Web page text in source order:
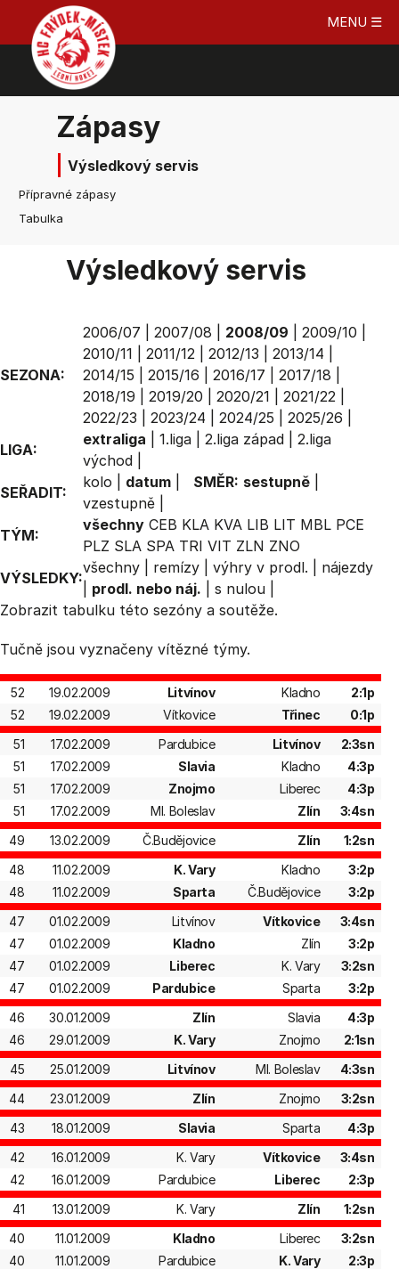
MENU ☰
Zápasy
Výsledkový servis
Přípravné zápasy
Tabulka
Výsledkový servis
SEZONA:
2006/07 2007/08 2008/09 2009/10
2010/11
2011/12 2012/13 2013/14
2014/15
2015/16 2016/17 2017/18
2018/19
2019/20 2020/21 2021/22
2022/23
2023/24 2024/25 2025/26
LIGA:
extraliga 1.liga 2.liga západ
2.liga
východ
SEŘADIT:
kolo datum SMĚR: sestupně
vzestupně
TÝM:
všechny CEB KLA KVA LIB LIT MBL PCE
PLZ SLA SPA TRI VIT ZLN ZNO
VÝSLEDKY:
všechny remízy výhry v prodl.
nájezdy
prodl. nebo náj. s nulou
Zobrazit tabulku této sezóny a soutěže.
Tučně jsou vyznačeny vítězné týmy.
52 19.02.2009 Litvínov Kladno
2:1p
52
19.02.2009 Vítkovice Třinec
0:1p
51
17.02.2009 Pardubice Litvínov
2:3sn
51
17.02.2009 Slavia Kladno
4:3p
51
17.02.2009 Znojmo Liberec
4:3p
51
17.02.2009 Ml. Boleslav Zlín
3:4sn
49
13.02.2009 Č.Budějovice Zlín
1:2sn
48
11.02.2009 K. Vary Kladno
3:2p
48
11.02.2009 Sparta Č.Budějovice
3:2p
47
01.02.2009 Litvínov Vítkovice
3:4sn
47
01.02.2009 Kladno Zlín
3:2p
47
01.02.2009 Liberec K. Vary
3:2sn
47
01.02.2009 Pardubice Sparta
3:2p
46
30.01.2009 Zlín Slavia
4:3p
46
29.01.2009 K. Vary Znojmo
2:1sn
45
25.01.2009 Litvínov Ml. Boleslav
4:3sn
44
23.01.2009 Zlín Znojmo
3:2sn
43
18.01.2009 Slavia Sparta
4:3p
42
16.01.2009 K. Vary Vítkovice
3:4sn
42
16.01.2009 Pardubice Liberec
2:3p
41
13.01.2009 K. Vary Zlín
1:2sn
40
11.01.2009 Kladno Liberec
3:2sn
40
11.01.2009 Pardubice K. Vary
2:3p